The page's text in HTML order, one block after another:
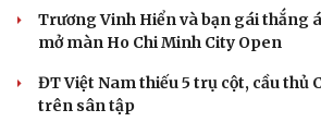
Trương Vinh Hiển và bạn gái thắng
mở màn Ho Chi Minh City Open
ĐT Việt Nam thiếu 5 trụ cột, cầu thủ
trên sân tập